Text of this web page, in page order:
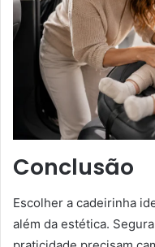
Conclusão
Escolher a cadeirinha
além da estética.